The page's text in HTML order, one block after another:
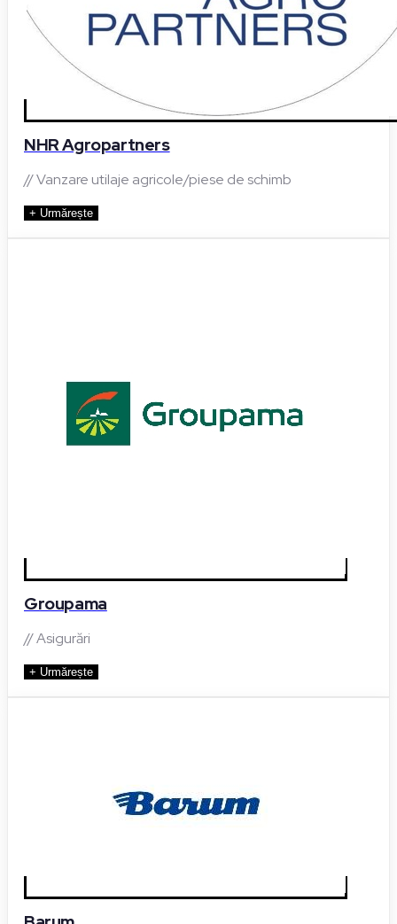
NHR Agropartners
// Vanzare utilaje agricole/piese de schimb
+ Urmărește
Groupama
// Asigurări
+ Urmărește